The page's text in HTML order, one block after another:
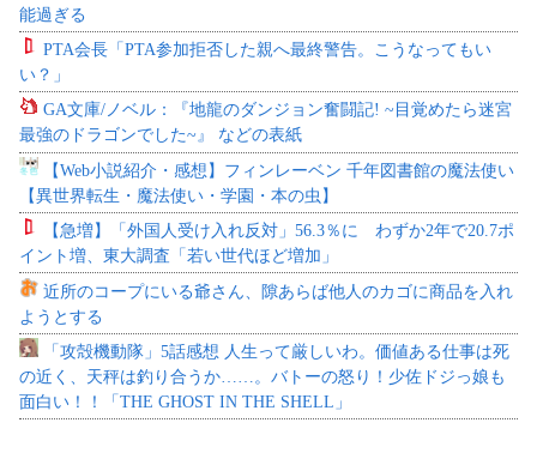
能過ぎる
PTA会長「PTA参加拒否した親へ最終警告。こうなってもい
い？」
GA文庫/ノベル：『地龍のダンジョン奮闘記! ~目覚めたら迷宮
最強のドラゴンでした~』 などの表紙
【Web小説紹介・感想】フィンレーベン 千年図書館の魔法使い
【異世界転生・魔法使い・学園・本の虫】
【急増】「外国人受け入れ反対」56.3％に わずか2年で20.7ポ
イント増、東大調査「若い世代ほど増加」
近所のコープにいる爺さん、隙あらば他人のカゴに商品を入れ
ようとする
「攻殻機動隊」5話感想 人生って厳しいわ。価値ある仕事は死
の近く、天秤は釣り合うか……。バトーの怒り！少佐ドジっ娘も
面白い！！「THE GHOST IN THE SHELL」